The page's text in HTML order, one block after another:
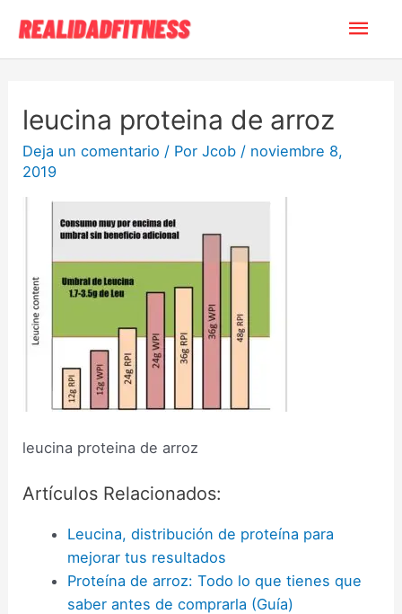
leucina proteina de arroz
Deja un comentario / PorJcob / noviembre 8,
2019
leucina proteina de arroz
Artículos Relacionados:
Leucina, distribución de proteína para
mejorar tus resultados
Proteína de arroz: Todo lo que tienes que
saber antes de comprarla (Guía)